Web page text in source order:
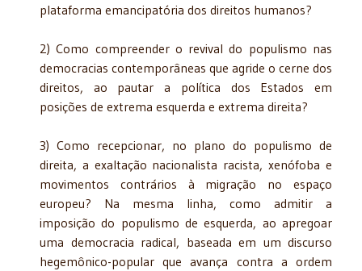
plataforma emancipatória dos direitos humanos?
2) Como compreender o revival do populismo nas
democracias contemporâneas que agride o cerne dos
direitos, ao pautar a política dos Estados em
posições de extrema esquerda e extrema direita?
3) Como recepcionar, no plano do populismo de
direita, a exaltação nacionalista racista, xenófoba e
movimentos contrários à migração no espaço
europeu? Na mesma linha, como admitir a
imposição do populismo de esquerda, ao apregoar
uma democracia radical, baseada em um discurso
hegemônico-popular que avança contra a ordem